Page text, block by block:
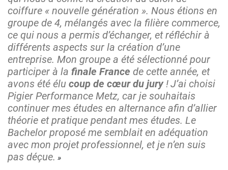
coiffure « nouvelle génération ». Nous étions en
groupe de 4, mélangés avec la filière commerce,
ce qui nous a permis d’échanger, et réfléchir à
différents aspects sur la création d’une
entreprise. Mon groupe a été sélectionné pour
participer à la finale France de cette année, et
avons été élu coup de cœur du jury!J’ai choisi
Pigier Performance Metz, car je souhaitais
continuer mes études en alternance afin d’allier
théorie et pratique pendant mes études. Le
Bachelor proposé me semblait en adéquation
avec mon projet professionnel, et je n’en suis
pas déçue.